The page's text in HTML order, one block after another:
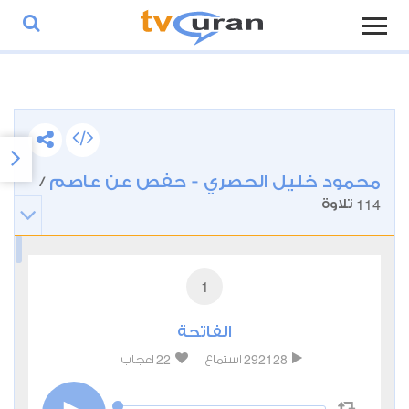
محمود خليل الحصري - حفص عن عاصم /
114 تلاوة
1
الفاتحة
292128 استماع 22 اعجاب